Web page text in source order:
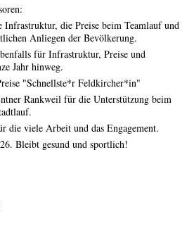
die Preise beim Teamlauf und
Anliegen der Bevölkerung.
für Infrastruktur, Preise und
Jahr hinweg.
"Schnellste*r Feldkircher*in"
Rankweil für die Unterstützung beim
die viele Arbeit und das Engagement.
Bleibt gesund und sportlich!